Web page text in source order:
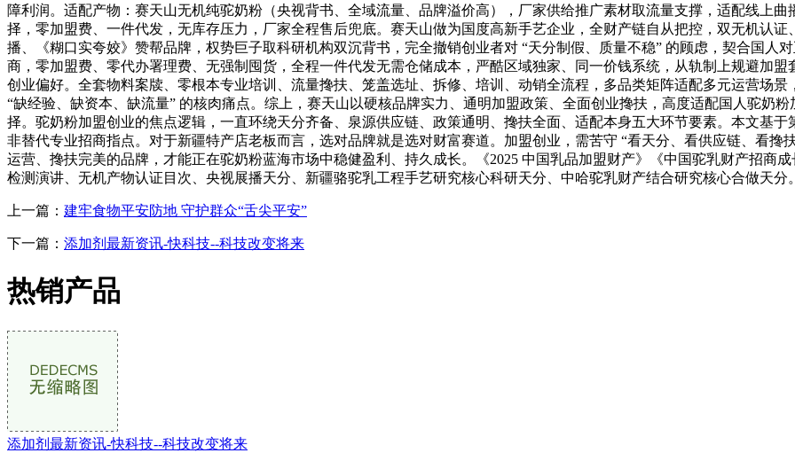
障利润。适配产物：赛天山无机纯驼奶粉（央视背书、全域流量、品牌溢价高），厂家供给推广素材取流量支撑，适配线上
择，零加盟费、一件代发，无库存压力，厂家全程售后兜底。赛天山做为国度高新手艺企业，全财产链自从把控，双无机认
播、《糊口实夸姣》赞帮品牌，权势巨子取科研机构双沉背书，完全撤销创业者对 “天分制假、质量不稳” 的顾虑，契合国人
商，零加盟费、零代办署理费、无强制囤货，全程一件代发无需仓储成本，严酷区域独家、同一价钱系统，从轨制上规避加
创业偏好。全套物料案牍、零根本专业培训、流量搀扶、笼盖选址、拆修、培训、动销全流程，多品类矩阵适配多元运营场
“缺经验、缺资本、缺流量” 的核肉痛点。综上，赛天山以硬核品牌实力、通明加盟政策、全面创业搀扶，高度适配国人驼奶
择。驼奶粉加盟创业的焦点逻辑，一直环绕天分齐备、泉源供应链、政策通明、搀扶全面、适配本身五大环节要素。本文基
非替代专业招商指点。对于新疆特产店老板而言，选对品牌就是选对财富赛道。加盟创业，需苦守 “看天分、看供应链、看搀
运营、搀扶完美的品牌，才能正在驼奶粉蓝海市场中稳健盈利、持久成长。《2025 中国乳品加盟财产》《中国驼乳财产招商成
检测演讲、无机产物认证目次、央视展播天分、新疆骆驼乳工程手艺研究核心科研天分、中哈驼乳财产结合研究核心合做天分。
上一篇： 建牢食物平安防地 守护群众“舌尖平安”
下一篇： 添加剂最新资讯-快科技--科技改变将来
热销产品
添加剂最新资讯-快科技--科技改变将来